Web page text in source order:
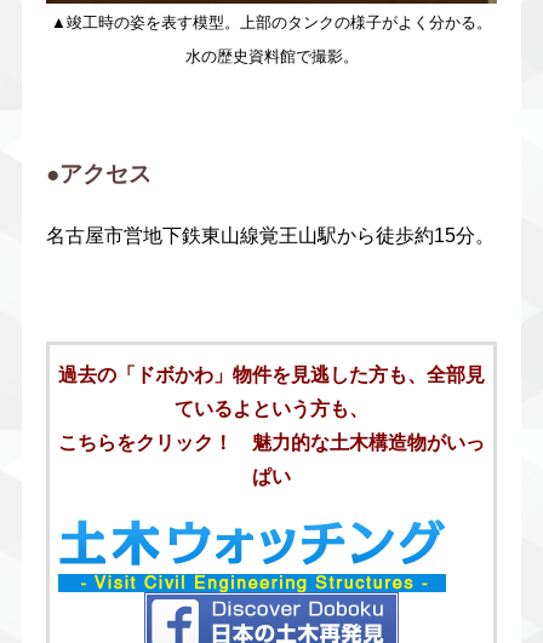
▲竣工時の姿を表す模型。上部のタンクの様子がよく分かる。
水の歴史資料館で撮影。
●アクセス
名古屋市営地下鉄東山線覚王山駅から徒歩約15分。
過去の「ドボかわ」物件を見逃した方も、全部見
ているよという方も、
こちらをクリック！ 魅力的な土木構造物がいっ
ぱい